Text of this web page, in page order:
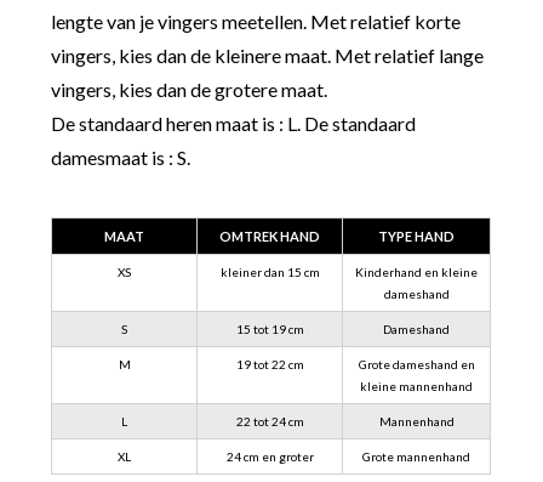
lengte van je vingers meetellen. Met relatief korte
vingers, kies dan de kleinere maat. Met relatief lange
vingers, kies dan de grotere maat.
De standaard heren maat is : L. De standaard
damesmaat is : S.
MAAT OMTREK HAND TYPE HAND
XS kleiner dan 15 cm
Kinderhand en kleine
dameshand
S 15 tot 19 cm Dameshand
M 19 tot 22 cm
Grote dameshand en
kleine mannenhand
L 22 tot 24 cm Mannenhand
XL 24 cm en groter Grote mannenhand